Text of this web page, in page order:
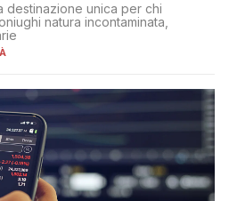
destinazione unica per chi
natura incontaminata,